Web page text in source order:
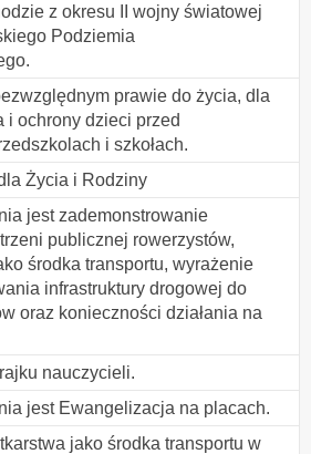
z okresu II wojny światowej
Podziemia
prawie do życia, dla
i ochrony dzieci przed
i szkołach.
Życia i Rodziny
jest zademonstrowanie
publicznej rowerzystów,
środka transportu, wyrażenie
infrastruktury drogowej do
oraz konieczności działania na
nauczycieli.
jest Ewangelizacja na placach.
jako środka transportu w